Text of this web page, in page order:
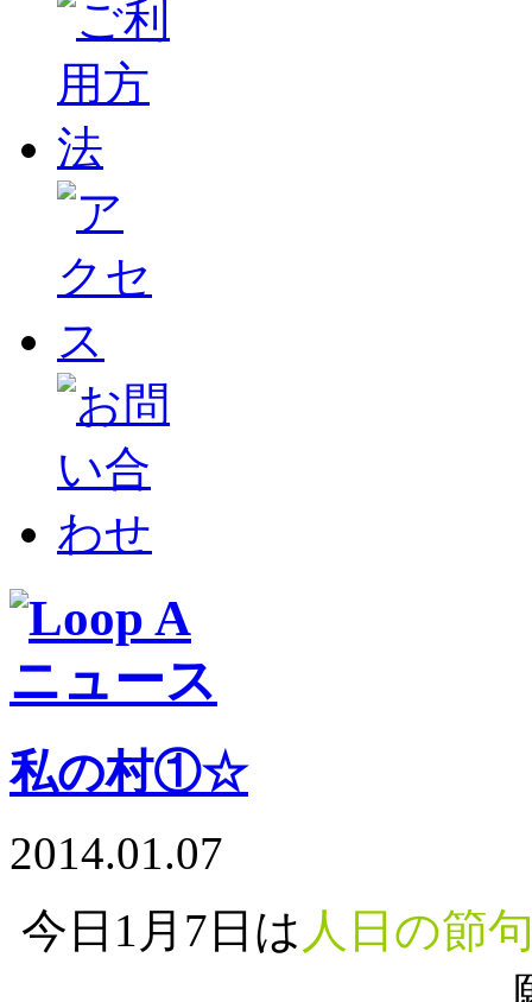
私の村①☆
2014.01.07
今日1月7日は 人日の節